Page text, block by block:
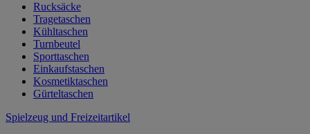
Rucksäcke
Tragetaschen
Kühltaschen
Turnbeutel
Sporttaschen
Einkaufstaschen
Kosmetiktaschen
Gürteltaschen
Spielzeug und Freizeitartikel